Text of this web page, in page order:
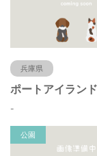
兵庫県
-
公園